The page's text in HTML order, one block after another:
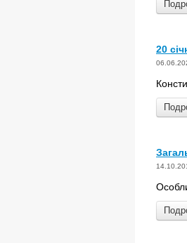
20